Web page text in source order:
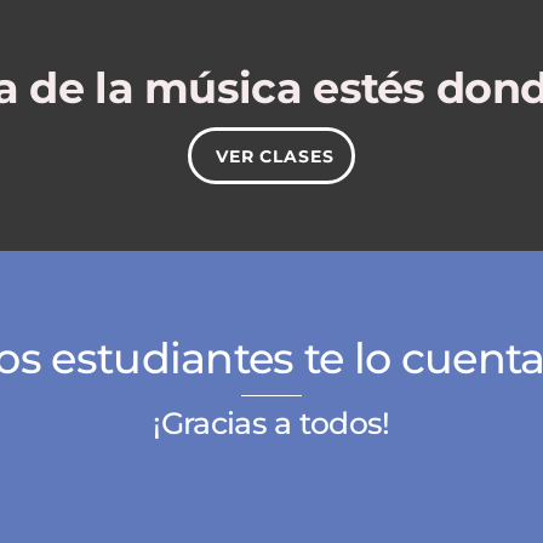
de la música estés
VER CLASES
estudiantes te lo
¡Gracias a todos!